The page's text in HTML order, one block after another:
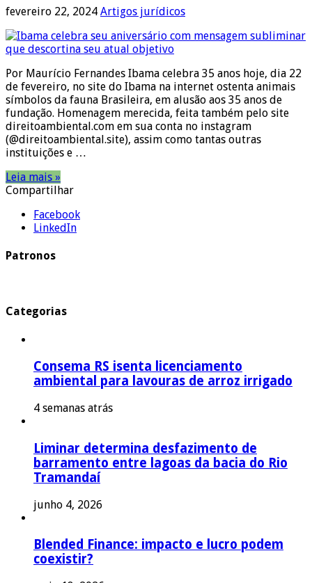
fevereiro 22, 2024 Artigos jurídicos
Por Maurício Fernandes Ibama celebra 35 anos hoje, dia 22
de fevereiro, no site do Ibama na internet ostenta animais
símbolos da fauna Brasileira, em alusão aos 35 anos de
fundação. Homenagem merecida, feita também pelo site
direitoambiental.com em sua conta no instagram
(@direitoambiental.site), assim como tantas outras
instituições e …
Leia mais »
Compartilhar
Facebook
LinkedIn
Patronos
Categorias
Consema RS isenta licenciamento
ambiental para lavouras de arroz irrigado
4 semanas atrás
Liminar determina desfazimento de
barramento entre lagoas da bacia do Rio
Tramandaí
junho 4, 2026
Blended Finance: impacto e lucro podem
coexistir?